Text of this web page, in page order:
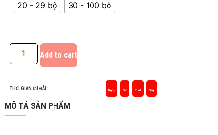
20 - 29 bộ
30 - 100 bộ
Add to cart
THỜI GIAN ƯU ĐÃI : Ngày Giờ Phút Giây
MÔ TẢ SẢN PHẨM